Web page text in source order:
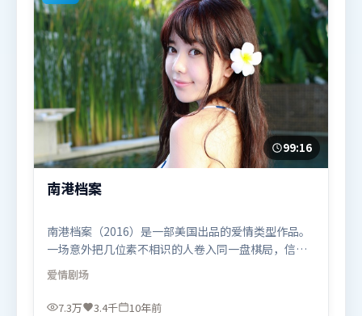
99:16
南港档案
南港档案（2016）是一部美国出品的爱情类型作品。
一场意外把几位素不相识的人卷入同一盘棋局，信任
与背叛交替上演。人物关系网复杂却不凌乱，每场对
手戏都推动信息增量。由奉俊昊执导，杨幂、苍井
优、弗洛伦丝·皮尤，秦海璐等联袂出演。影片于
爱情剧场
7.3万 3.4千 10年前